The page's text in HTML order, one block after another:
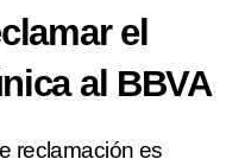
el
al BBVA
reclamación es